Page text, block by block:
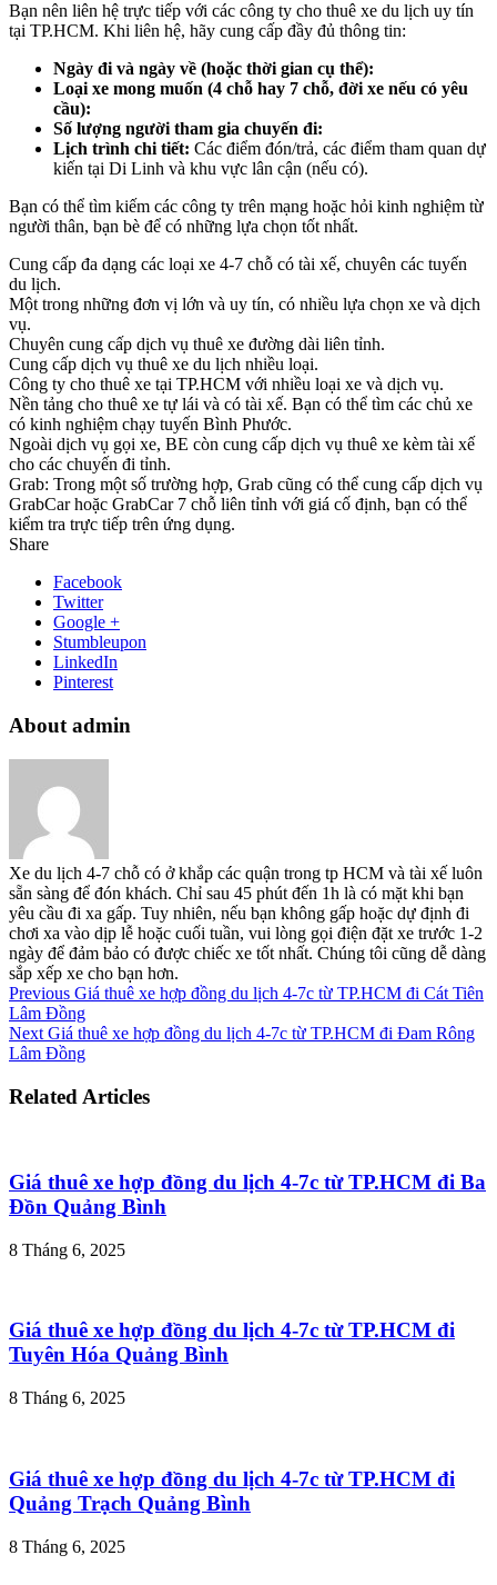
Bạn nên liên hệ trực tiếp với các công ty cho thuê xe du lịch uy tín
tại TP.HCM. Khi liên hệ, hãy cung cấp đầy đủ thông tin:
Ngày đi và ngày về (hoặc thời gian cụ thể):
Loại xe mong muốn (4 chỗ hay 7 chỗ, đời xe nếu có yêu
cầu):
Số lượng người tham gia chuyến đi:
Lịch trình chi tiết: Các điểm đón/trả, các điểm tham quan dự
kiến tại Di Linh và khu vực lân cận (nếu có).
Bạn có thể tìm kiếm các công ty trên mạng hoặc hỏi kinh nghiệm từ
người thân, bạn bè để có những lựa chọn tốt nhất.
Cung cấp đa dạng các loại xe 4-7 chỗ có tài xế, chuyên các tuyến
du lịch.
Một trong những đơn vị lớn và uy tín, có nhiều lựa chọn xe và dịch
vụ.
Chuyên cung cấp dịch vụ thuê xe đường dài liên tỉnh.
Cung cấp dịch vụ thuê xe du lịch nhiều loại.
Công ty cho thuê xe tại TP.HCM với nhiều loại xe và dịch vụ.
Nền tảng cho thuê xe tự lái và có tài xế. Bạn có thể tìm các chủ xe
có kinh nghiệm chạy tuyến Bình Phước.
Ngoài dịch vụ gọi xe, BE còn cung cấp dịch vụ thuê xe kèm tài xế
cho các chuyến đi tỉnh.
Grab: Trong một số trường hợp, Grab cũng có thể cung cấp dịch vụ
GrabCar hoặc GrabCar 7 chỗ liên tỉnh với giá cố định, bạn có thể
kiểm tra trực tiếp trên ứng dụng.
Share
Facebook
Twitter
Google +
Stumbleupon
LinkedIn
Pinterest
About admin
Xe du lịch 4-7 chỗ có ở khắp các quận trong tp HCM và tài xế luôn
sẵn sàng để đón khách. Chỉ sau 45 phút đến 1h là có mặt khi bạn
yêu cầu đi xa gấp. Tuy nhiên, nếu bạn không gấp hoặc dự định đi
chơi xa vào dịp lễ hoặc cuối tuần, vui lòng gọi điện đặt xe trước 1-2
ngày để đảm bảo có được chiếc xe tốt nhất. Chúng tôi cũng dễ dàng
sắp xếp xe cho bạn hơn.
Previous Giá thuê xe hợp đồng du lịch 4-7c từ TP.HCM đi Cát Tiên
Lâm Đồng
Next Giá thuê xe hợp đồng du lịch 4-7c từ TP.HCM đi Đam Rông
Lâm Đồng
Related Articles
Giá thuê xe hợp đồng du lịch 4-7c từ TP.HCM đi Ba
Đồn Quảng Bình
8 Tháng 6, 2025
Giá thuê xe hợp đồng du lịch 4-7c từ TP.HCM đi
Tuyên Hóa Quảng Bình
8 Tháng 6, 2025
Giá thuê xe hợp đồng du lịch 4-7c từ TP.HCM đi
Quảng Trạch Quảng Bình
8 Tháng 6, 2025